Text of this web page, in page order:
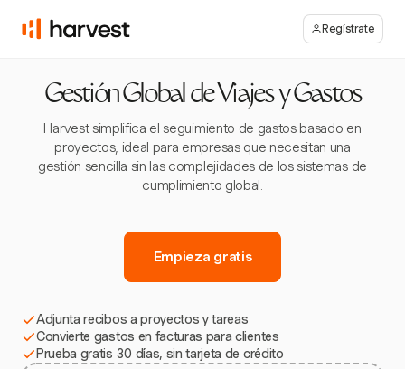
Regístrate
Gestión Global de Viajes y Gastos
Harvest simplifica el seguimiento de gastos basado en
proyectos, ideal para empresas que necesitan una
gestión sencilla sin las complejidades de los sistemas de
cumplimiento global.
Empieza gratis
Adjunta recibos a proyectos y tareas
Convierte gastos en facturas para clientes
Prueba gratis 30 días, sin tarjeta de crédito